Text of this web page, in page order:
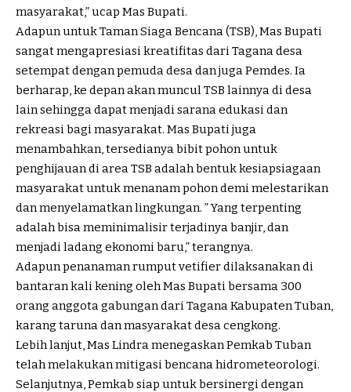
masyarakat,” ucap Mas Bupati.
Adapun untuk Taman Siaga Bencana (TSB), Mas Bupati
sangat mengapresiasi kreatifitas dari Tagana desa
setempat dengan pemuda desa dan juga Pemdes. Ia
berharap, ke depan akan muncul TSB lainnya di desa
lain sehingga dapat menjadi sarana edukasi dan
rekreasi bagi masyarakat. Mas Bupati juga
menambahkan, tersedianya bibit pohon untuk
penghijauan di area TSB adalah bentuk kesiapsiagaan
masyarakat untuk menanam pohon demi melestarikan
dan menyelamatkan lingkungan. ” Yang terpenting
adalah bisa meminimalisir terjadinya banjir, dan
menjadi ladang ekonomi baru,” terangnya.
Adapun penanaman rumput vetifier dilaksanakan di
bantaran kali kening oleh Mas Bupati bersama 300
orang anggota gabungan dari Tagana Kabupaten Tuban,
karang taruna dan masyarakat desa cengkong.
Lebih lanjut, Mas Lindra menegaskan Pemkab Tuban
telah melakukan mitigasi bencana hidrometeorologi.
Selanjutnya, Pemkab siap untuk bersinergi dengan